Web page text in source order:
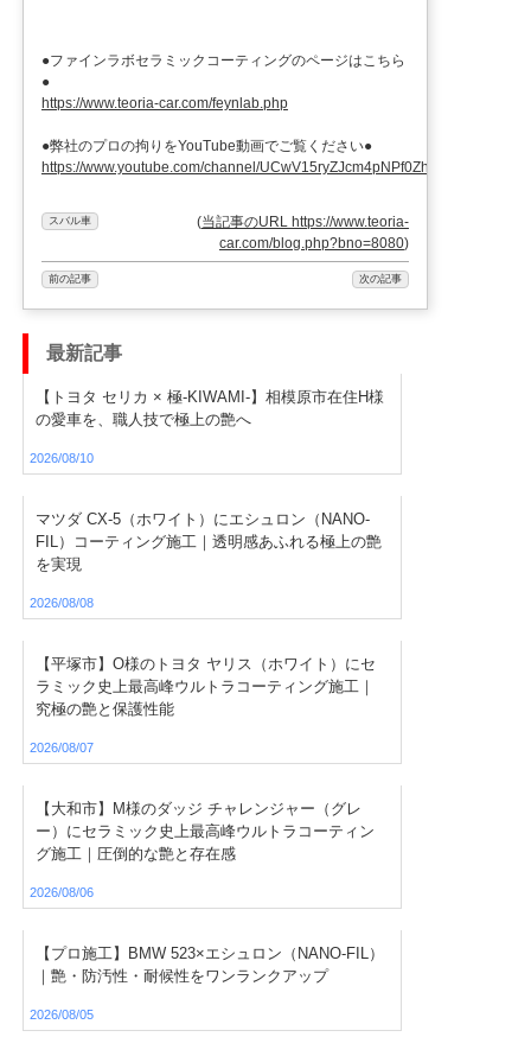
●ファインラボセラミックコーティングのページはこちら
●
https://www.teoria-car.com/feynlab.php
●弊社のプロの拘りをYouTube動画でご覧ください●
https://www.youtube.com/channel/UCwV15ryZJcm4pNPf0ZhXu9g
スバル車 (当記事のURL https://www.teoria-
car.com/blog.php?bno=8080)
前の記事 次の記事
最新記事
【トヨタ セリカ × 極-KIWAMI-】相模原市在住H様
の愛車を、職人技で極上の艶へ
2026/08/10
マツダ CX-5（ホワイト）にエシュロン（NANO-
FIL）コーティング施工｜透明感あふれる極上の艶
を実現
2026/08/08
【平塚市】O様のトヨタ ヤリス（ホワイト）にセ
ラミック史上最高峰ウルトラコーティング施工｜
究極の艶と保護性能
2026/08/07
【大和市】M様のダッジ チャレンジャー（グレ
ー）にセラミック史上最高峰ウルトラコーティン
グ施工｜圧倒的な艶と存在感
2026/08/06
【プロ施工】BMW 523×エシュロン（NANO-FIL）
｜艶・防汚性・耐候性をワンランクアップ
2026/08/05